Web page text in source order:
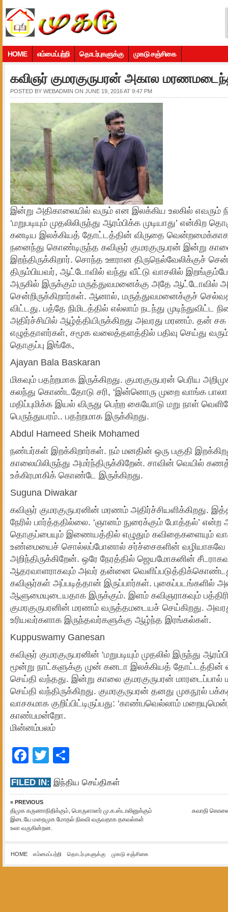
HOME எம்மைப்பற்றி தொடர்புகளுக்கு முகடு சஞ்சிகை
கவிஞர் குமரகுருபரன் அகால
POSTED BY WEBADMIN ON JUNE 19, 2016 AT 9:47 PM
இன்று அதிகாலையில் வரும் என இலக்கிய உலகில் எவரும்
‘மறுபடியும் முதலிலிருந்து ஆரம்பிக்க முடியாது’ என்கிற
கனடிய இலக்கியத் தோட்டத்தின் விருதை வென்றமைக்காக
நனைந்து கொண்டிருந்த கவிஞர் குமரகுருபரன் இன்று
இறந்திருக்கிறார். சொந்த ஊரான திருநெல்வேலிக்குச்
திரும்பியவர், ஆட்டோவில் வந்து வீட்டு வாசலில்
அருகில் இருக்கும் மருத்துவமனைக்கு அதே ஆட்டோவில்
சென்றிருக்கிறார்கள். ஆனால், மருத்துவமனைக்குச்
விட்டது. பத்தே நிமிடத்தில் எல்லாம் நடந்து முடிந்துவிட்ட
அதிர்ச்சியில் ஆழ்த்தியிருக்கிறது அவரது மரணம். தன்
எழுத்தாளர்கள், சமூக வலைத்தளத்தில் பதிவு செய்து
தொகுப்பு இங்கே,
Ajayan Bala Baskaran
மிகவும் பதற்றமாக இருக்கிறது. குமரகுருபரன் பெரிய
கலந்து கொண்டதோடு சரி, ‘இன்னொரு முறை வாங்க
மதிப்புமிக்க இயல் விருது பெற்ற கையோடு மறு நாள்
பெருந்துயரம்.. பதற்றமாக இருக்கிறது.
Abdul Hameed Sheik Mohamed
நண்பர்கள் இறக்கிறார்கள். நம் மனதின் ஒரு பகுதி
காலையிலிருந்து அமர்ந்திருக்கிறேன். சாவின் வெயில்
உக்கிரமாகிக் கொண்டே இருக்கிறது.
Suguna Diwakar
கவிஞர் குமரகுருபரனின் மரணம் அதிர்ச்சியளிக்கிறது.
நேரில் பார்த்ததில்லை. ‘ஞானம் நுரைக்கும் போத்தல்’
தொகுப்பையும் இணையத்தில் எழுதும் கவிதைகளையும்
உண்மையைச் சொல்லப்போனால் சர்ச்சைகளின் வழியாகவே
அறிந்திருக்கிறேன். ஒரே நேரத்தில் ஜெயமோகனின்
ஆதரவாளராகவும் அவர் தன்னை
கவிஞர்கள் அப்படித்தான் இருப்பார்கள். புகைப்படங்களில்
ஆளுமையுடையதாக இருக்கும். இளம் கவிஞராகவும்
குமரகுருபரனின் மரணம் வருத்தமடையச் செய்கிறது.
உரியவர்களாக இருந்தவர்களுக்கு ஆழ்ந்த இரங்கல்கள்.
Kuppuswamy Ganesan
கவிஞர் குமரகுருபரனின் ‘மறுபடியும் முதலில் இருந்து
மூன்று நாட்களுக்கு முன் கனடா இலக்கியத் தோட்டத்தின்
செய்தி வந்தது. இன்று காலை குமரகுருபரன்
செய்தி வந்திருக்கிறது. குமரகுருபரன் தனது முகநூல்
வாசகமாக குறிப்பிட்டிருப்பது: ‘காண்பவெல்லாம்
காண்பமன்றோ.
மின்னம்பலம்
Facebook
Twitter
FILED IN: இந்திய செய்திகள்
« PREVIOUS
திமுக கருணாநிதிக்கும், பொருளாளர் மு.க.ஸ்டாலினுக்கும்
இடையே மறைமுக மோதல் நிலவி வருவதாக தகவல்கள்
உலா வருகின்றன.
சுவாதி
HOME எம்மைப்பற்றி தொடர்புகளுக்கு முகடு சஞ்சிகை